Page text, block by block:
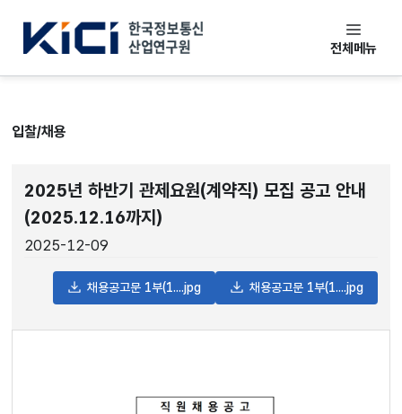
한국정보통신산업연구원
전체메뉴
입찰/채용
2025년 하반기 관제요원(계약직) 모집 공고 안내
(2025.12.16까지)
2025-12-09
채용공고문 1부(1....jpg 채용공고문 1부(1....jpg